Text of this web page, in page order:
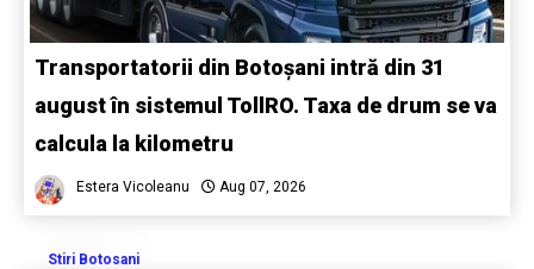
Transportatorii din Botoșani intră din 31
august în sistemul TollRO. Taxa de drum se va
calcula la kilometru
Estera Vicoleanu Aug 07, 2026
Stiri Botosani